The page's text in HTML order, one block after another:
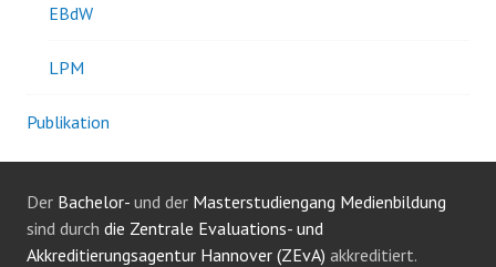
EBdW
LPM
Publikation
Der Bachelor- und der Masterstudiengang Medienbildung
sind durch die Zentrale Evaluations- und
Akkreditierungsagentur Hannover (ZEvA) akkreditiert.